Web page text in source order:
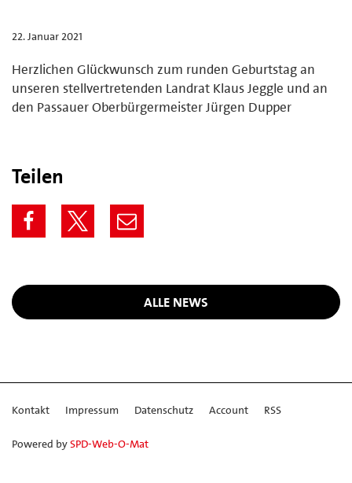
22. Januar 2021
Herzlichen Glückwunsch zum runden Geburtstag an
unseren stellvertretenden Landrat Klaus Jeggle und an
den Passauer Oberbürgermeister Jürgen Dupper
Teilen
ALLE NEWS
Kontakt Impressum Datenschutz Account RSS
Powered bySPD-Web-O-Mat